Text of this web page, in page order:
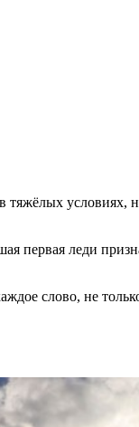
условиях,
первая леди
слово, не